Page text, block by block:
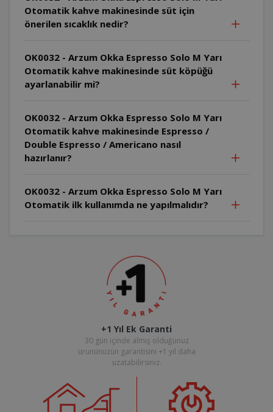
Otomatik kahve makinesinde süt için
önerilen sıcaklık nedir?
OK0032 - Arzum Okka Espresso Solo M Yarı
Otomatik kahve makinesinde süt köpüğü
ayarlanabilir mi?
OK0032 - Arzum Okka Espresso Solo M Yarı
Otomatik kahve makinesinde Espresso /
Double Espresso / Americano nasıl
hazırlanır?
OK0032 - Arzum Okka Espresso Solo M Yarı
Otomatik ilk kullanımda ne yapılmalıdır?
+1 Yıl Ek Garanti
30 gün içinde almış olduğunuz
ürününüzün garantisini +1 yıl daha
uzatabilirsiniz.